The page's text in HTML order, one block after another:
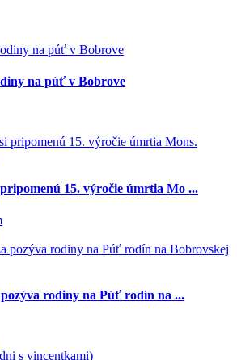
na púť v Bobrove
15. výročie úmrtia Mo ...
pozýva rodiny na Púť rodín na ...